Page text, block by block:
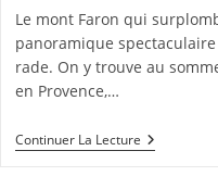
la
publication :
Le mont Faron qui
panoramique
rade. On y trouve au
en Provence,…
Continuer La LectureMont
Faron